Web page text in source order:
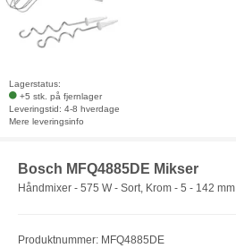
Lagerstatus:
+5 stk. på fjernlager
Leveringstid: 4-8 hverdage
Mere leveringsinfo
Bosch MFQ4885DE Mikser
Håndmixer - 575 W - Sort, Krom - 5 - 142 mm
Produktnummer: MFQ4885DE